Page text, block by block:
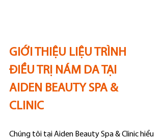
GIỚI THIỆU LIỆU TRÌNH
ĐIỀU TRỊ NÁM DA TẠI
AIDEN BEAUTY SPA &
CLINIC
Chúng tôi tại Aiden Beauty Spa & Clinic hiểu